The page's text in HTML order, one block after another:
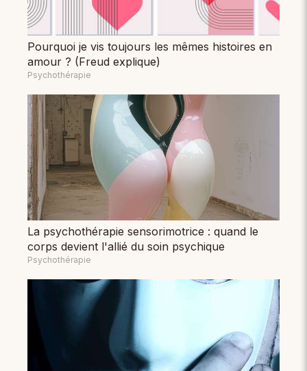
Pourquoi je vis toujours les mêmes histoires en
amour ? (Freud explique)
Psychothérapie
La psychothérapie sensorimotrice : quand le
corps devient l'allié du soin psychique
Psychothérapie